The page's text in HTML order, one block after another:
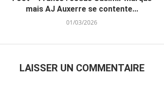
mais AJ Auxerre se contente...
01/03/2026
LAISSER UN COMMENTAIRE